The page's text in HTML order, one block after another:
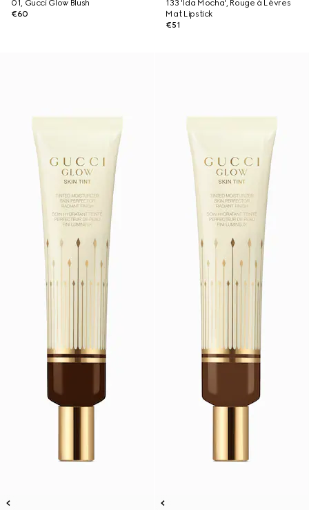
01, Gucci Glow Blush
€60
133 'Ida Mocha', Rouge à Lèvres
Mat Lipstick
€51